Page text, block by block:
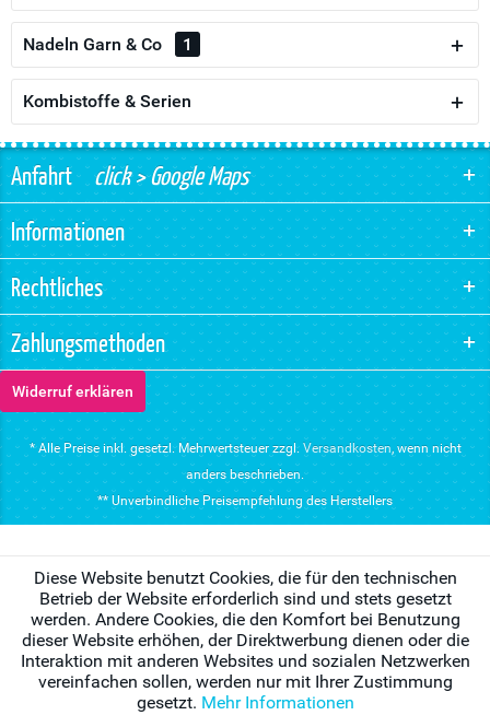
Nadeln Garn & Co 1
Kombistoffe & Serien
Anfahrtclick > Google Maps
Informationen
Rechtliches
Zahlungsmethoden
Widerruf erklären
* Alle Preise inkl. gesetzl. Mehrwertsteuer zzgl. Versandkosten, wenn nicht
anders beschrieben.
** Unverbindliche Preisempfehlung des Herstellers
Diese Website benutzt Cookies, die für den technischen
Betrieb der Website erforderlich sind und stets gesetzt
werden. Andere Cookies, die den Komfort bei Benutzung
dieser Website erhöhen, der Direktwerbung dienen oder die
Interaktion mit anderen Websites und sozialen Netzwerken
vereinfachen sollen, werden nur mit Ihrer Zustimmung
gesetzt. Mehr Informationen